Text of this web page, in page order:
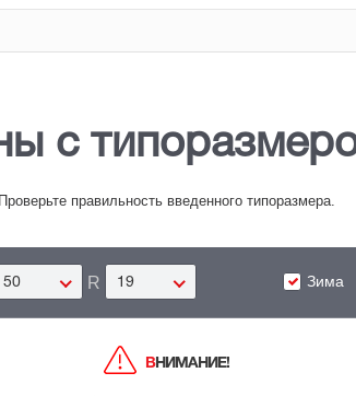
с
Проверьте правильность введенного типоразмера.
50 R 19 Зима
ВНИМАНИЕ!